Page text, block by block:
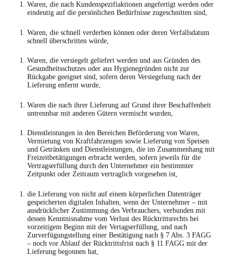
Waren, die nach Kundenspezifiaktionen angefertigt werden oder
eindeutig auf die persönlichen Bedürfnisse zugeschnitten sind,
Waren, die schnell verderben können oder deren Verfallsdatum
schnell überschritten würde,
Waren, die versiegelt geliefert werden und aus Gründen des
Gesundheitsschutzes oder aus Hygienegründen nicht zur
Rückgabe geeignet sind, sofern deren Versiegelung nach der
Lieferung enfernt wurde,
Waren die nach ihrer Lieferung auf Grund ihrer Beschaffenheit
untrennbar mit anderen Gütern vermischt wurden,
Dienstleistungen in den Bereichen Beförderung von Waren,
Vermietung von Kraftfahrzeugen sowie Lieferung von Speisen
und Getränken und Dienstleistungen, die im Zusammenhang mit
Freizeitbetätigungen erbracht werden, sofern jeweils für die
Vertragserfüllung durch den Unternehmer ein bestimmter
Zeitpunkt oder Zeitraum vertraglich vorgesehen ist,
die Lieferung von nicht auf einem körperlichen Datenträger
gespeicherten digitalen Inhalten, wenn der Unternehmer – mit
ausdrücklicher Zustimmung des Verbrauchers, verbunden mit
dessen Kenntnisnahme vom Verlust des Rücktrittsrechts bei
vorzeitigem Beginn mit der Vertagserfüllung, und nach
Zurverfügungstellung einer Bestätigung nach § 7 Abs. 3 FAGG
– noch vor Ablauf der Rücktrittsfrist nach § 11 FAGG mit der
Lieferung begonnen hat,